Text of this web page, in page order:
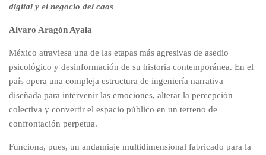
digital y el negocio del caos
Alvaro Aragón Ayala
México atraviesa una de las etapas más agresivas de asedio
psicológico y desinformación de su historia contemporánea. En el
país opera una compleja estructura de ingeniería narrativa
diseñada para intervenir las emociones, alterar la percepción
colectiva y convertir el espacio público en un terreno de
confrontación perpetua.
Funciona, pues, un andamiaje multidimensional fabricado para la